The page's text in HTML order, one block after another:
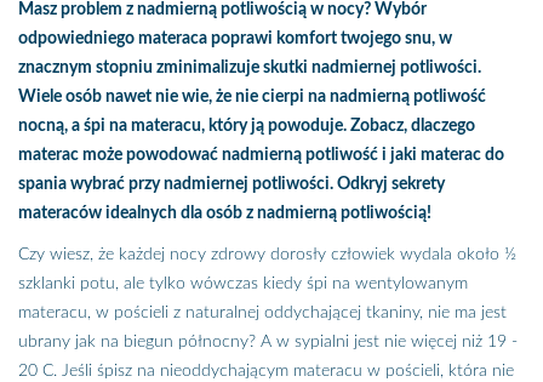
Masz problem z nadmierną potliwością w nocy? Wybór
odpowiedniego materaca poprawi komfort twojego snu, w
znacznym stopniu zminimalizuje skutki nadmiernej potliwości.
Wiele osób nawet nie wie, że nie cierpi na nadmierną potliwość
nocną, a śpi na materacu, który ją powoduje. Zobacz, dlaczego
materac może powodować nadmierną potliwość i jaki materac do
spania wybrać przy nadmiernej potliwości. Odkryj sekrety
materaców idealnych dla osób z nadmierną potliwością!
Czy wiesz, że każdej nocy zdrowy dorosły człowiek wydala około ½
szklanki potu, ale tylko wówczas kiedy śpi na wentylowanym
materacu, w pościeli z naturalnej oddychającej tkaniny, nie ma jest
ubrany jak na biegun północny? A w sypialni jest nie więcej niż 19 -
20 C. Jeśli śpisz na nieoddychającym materacu w pościeli, która nie